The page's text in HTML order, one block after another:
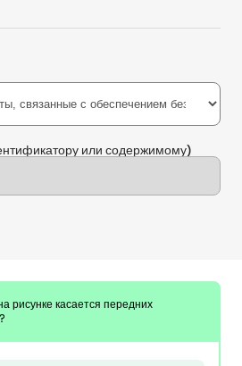
или содержимому)
рисунке касается передних